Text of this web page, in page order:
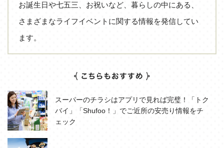
お誕生日や七五三、お祝いなど、暮らしの中にある、
さまざまなライフイベントに関する情報を発信してい
ます。
スーパーのチラシはアプリで見れば完璧！「トク
バイ」「Shufoo！」でご近所の安売り情報をチ
ェック